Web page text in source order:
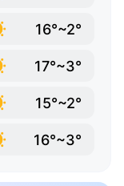
16°~2°
17°~3°
15°~2°
16°~3°